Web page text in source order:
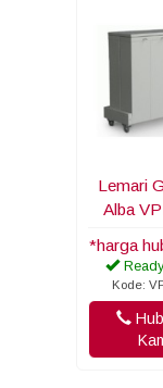
Lemari
Alba
*harga
Kode: